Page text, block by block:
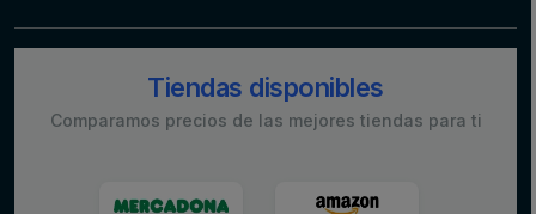
Tiendas disponibles
Comparamos precios de las mejores tiendas para ti